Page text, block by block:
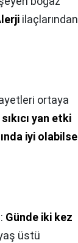
ilaçlarından
ortaya
yan etki
iyi olabilse
Günde iki kez
üstü